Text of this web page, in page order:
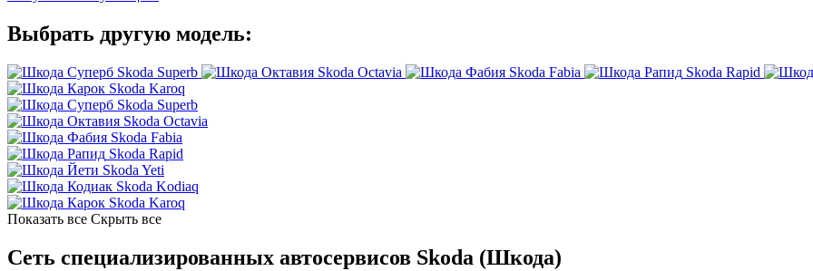
Выбрать другую модель:
Skoda Superb Skoda Octavia Skoda Fabia
Skoda Rapid
Skoda Karoq
Skoda Superb
Skoda Octavia
Skoda Fabia
Skoda Rapid
Skoda Yeti
Skoda Kodiaq
Skoda Karoq
Показать все Скрыть все
Сеть специализированных автосервисов Skoda (Шкода)